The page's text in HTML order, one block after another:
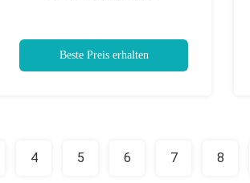
Beste Preis erhalten
4 5 6 7 8